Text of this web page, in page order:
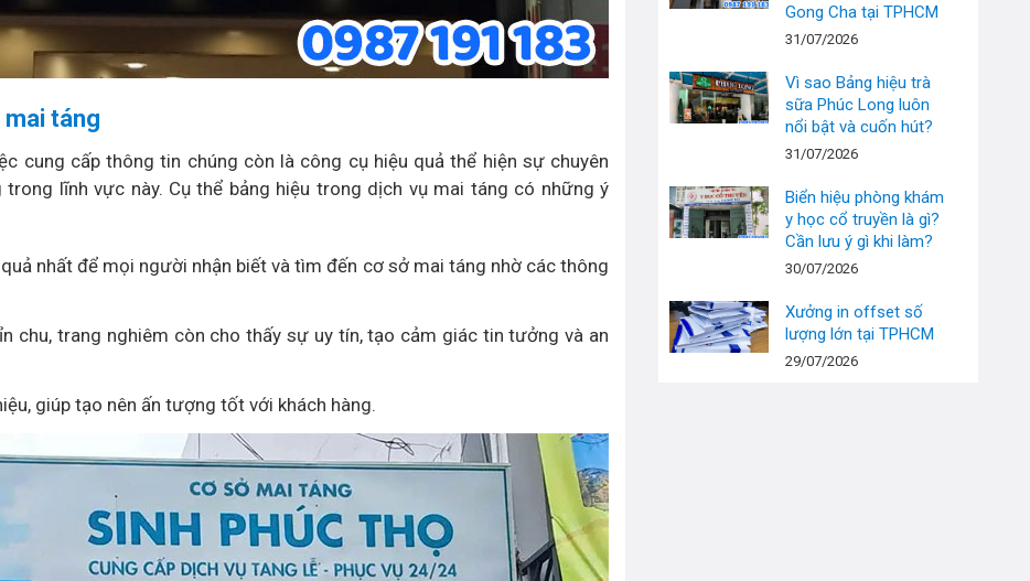
mai táng
cung cấp thông tin chúng còn là công cụ hiệu quả thể hiện sự chuyên
lĩnh vực này. Cụ thể bảng hiệu trong dịch vụ mai táng có những ý
nhất để mọi người nhận biết và tìm đến cơ sở mai táng nhờ các thông
chu, trang nghiêm còn cho thấy sự uy tín, tạo cảm giác tin tưởng và an
giúp tạo nên ấn tượng tốt với khách hàng.
Gong Cha tại TPHCM
31/07/2026
Vì sao Bảng hiệu trà
sữa Phúc Long luôn
nổi bật và cuốn hút?
31/07/2026
Biển hiệu phòng khám
y học cổ truyền là gì?
Cần lưu ý gì khi làm?
30/07/2026
Xưởng in offset số
lượng lớn tại TPHCM
29/07/2026